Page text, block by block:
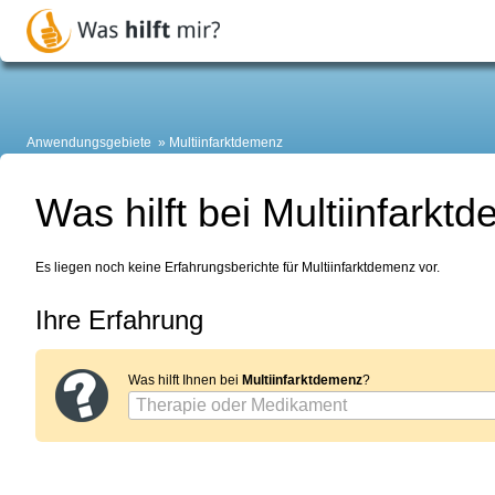
Anwendungsgebiete Multiinfarktdemenz
Was hilft bei
Es liegen noch keine Erfahrungsberichte für Multiinfarktdemenz vor.
Ihre Erfahrung
Was hilft Ihnen bei Multiinfarktdemenz?